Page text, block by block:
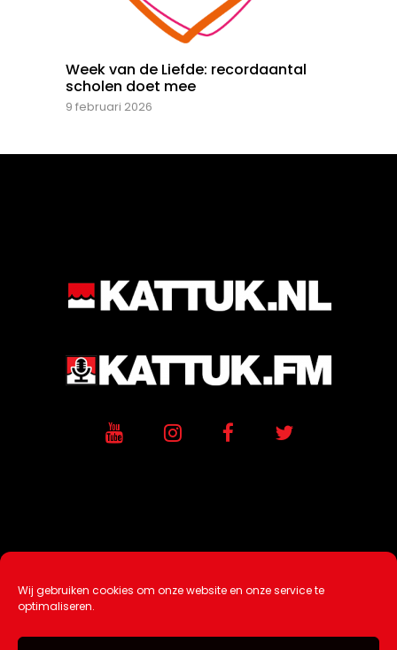
Wij gebruiken cookies om onze website en onze service te
optimaliseren.
Week van de Liefde: recordaantal
scholen doet mee
9 februari 2026
Ontwikkeling / Hosting doorAtSea